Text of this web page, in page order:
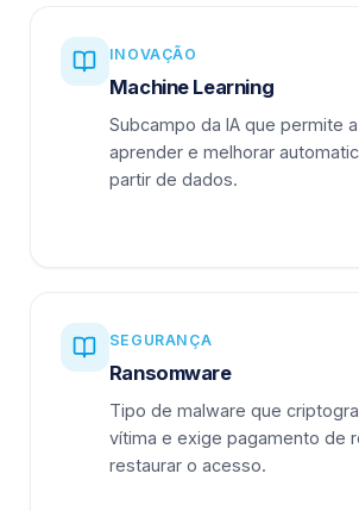
INOVAÇÃO
Machine Learning
Subcampo da IA que permite
aprender e melhorar
partir de dados.
SEGURANÇA
Ransomware
Tipo de malware que
vítima e exige pagamento de
restaurar o acesso.